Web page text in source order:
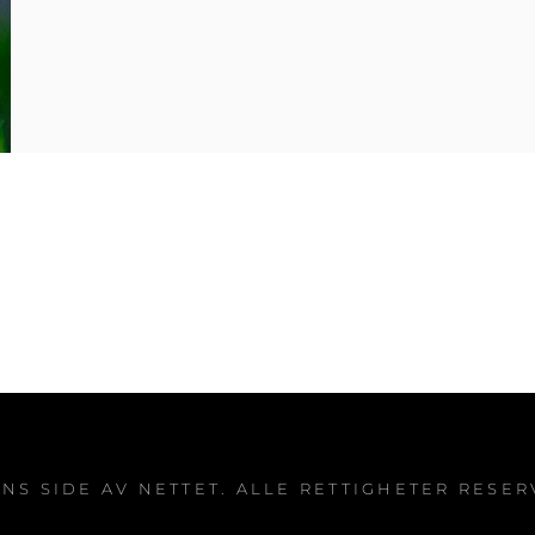
SIDE AV NETTET . ALLE RETTIGHETER